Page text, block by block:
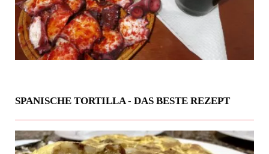
SPANISCHE TORTILLA - DAS BESTE REZEPT